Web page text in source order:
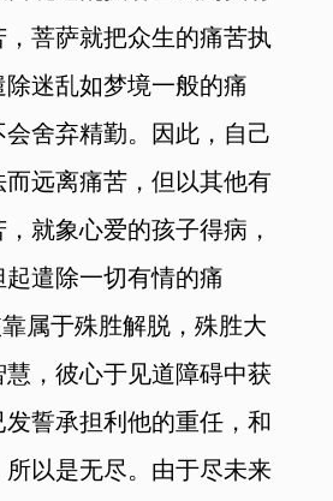
菩萨就把众生的痛苦执
迷乱如梦境一般的痛
舍弃精勤。因此，自己
远离痛苦，但以其他有
就象心爱的孩子得病，
遣除一切有情的痛
属于殊胜解脱，殊胜大
，彼心于见道障碍中获
誓承担利他的重任，和
以是无尽。由于尽未来